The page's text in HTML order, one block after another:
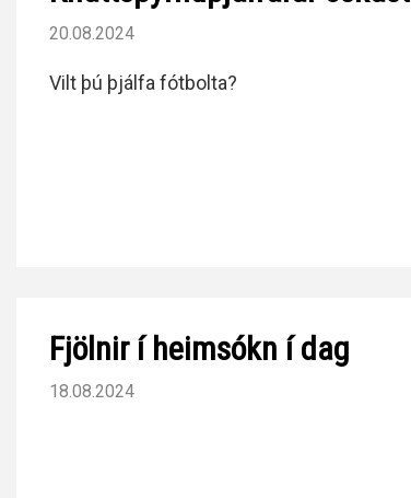
20.08.2024
Vilt þú þjálfa fótbolta?
Fjölnir í heimsókn í dag
18.08.2024